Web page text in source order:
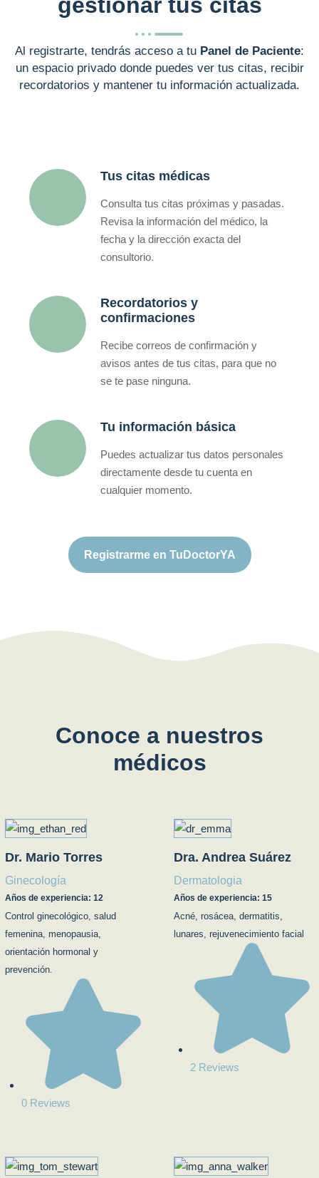
Al registrarte, tendrás acceso a tu Panel de Paciente:
un espacio privado donde puedes ver tus citas, recibir
recordatorios y mantener tu información actualizada.
Tus citas médicas
Consulta tus citas próximas y pasadas.
Revisa la información del médico, la
fecha y la dirección exacta del
consultorio.
Recordatorios y
confirmaciones
Recibe correos de confirmación y
avisos antes de tus citas, para que no
se te pase ninguna.
Tu información básica
Puedes actualizar tus datos personales
directamente desde tu cuenta en
cualquier momento.
Registrarme en TuDoctorYA
Conoce a nuestros
médicos
Dr. Mario Torres
Ginecología
Años de experiencia: 12
Control ginecológico, salud
femenina, menopausia,
orientación hormonal y
prevención.
0 Reviews
Dra. Andrea Suárez
Dermatologia
Años de experiencia: 15
Acné, rosácea, dermatitis,
lunares, rejuvenecimiento facial
2 Reviews